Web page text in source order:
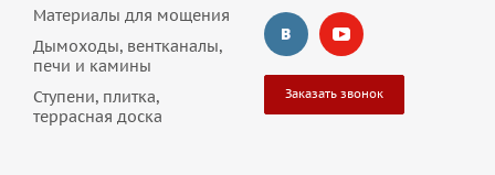
долговечного и красивого результата.
Чтобы оформить заказ на покупку кирпича Braer, оставьте
заявку на сайте или позвоните по телефонам: +7 (495) 586-
51-55, +7 (916) 916-90-26.
Материалы для мощения
Дымоходы, вентканалы,
печи и камины
Ступени, плитка,
террасная доска
Заказать звонок